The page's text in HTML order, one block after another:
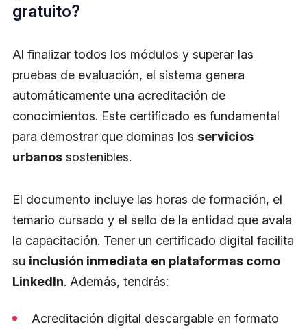
gratuito?
Al finalizar todos los módulos y superar las
pruebas de evaluación, el sistema genera
automáticamente una acreditación de
conocimientos. Este certificado es fundamental
para demostrar que dominas los servicios
urbanos sostenibles.
El documento incluye las horas de formación, el
temario cursado y el sello de la entidad que avala
la capacitación. Tener un certificado digital facilita
su inclusión inmediata en plataformas como
LinkedIn. Además, tendrás:
Acreditación digital descargable en formato